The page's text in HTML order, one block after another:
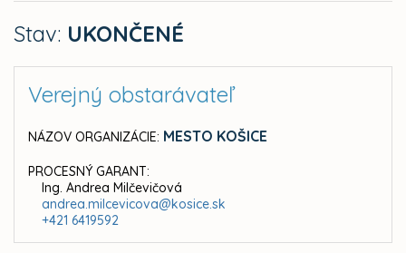
Stav: UKONČENÉ
Verejný obstarávateľ
NÁZOV ORGANIZÁCIE: MESTO KOŠICE
PROCESNÝ GARANT:
Ing. Andrea Milčevičová
andrea.milcevicova@kosice.sk
+421 6419592